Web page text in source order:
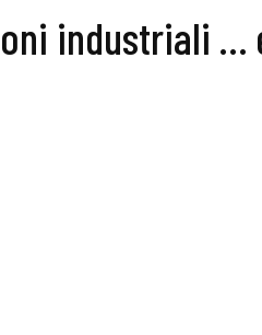
industriali …